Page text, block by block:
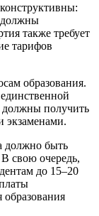
должны
также требует
тарифов
образования.
должны получить
должно быть
свою очередь,
до 15–20